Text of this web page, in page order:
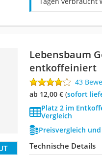
Lebensbaum
entkoffeiniert
43
ab 12,00 €( Sofort
Platz 2 im
Vergleich
Preisvergleich
Technische Details